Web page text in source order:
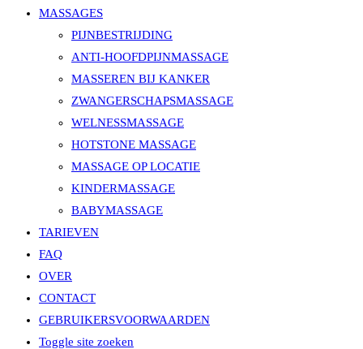
MASSAGES
PIJNBESTRIJDING
ANTI-HOOFDPIJNMASSAGE
MASSEREN BIJ KANKER
ZWANGERSCHAPSMASSAGE
WELNESSMASSAGE
HOTSTONE MASSAGE
MASSAGE OP LOCATIE
KINDERMASSAGE
BABYMASSAGE
TARIEVEN
FAQ
OVER
CONTACT
GEBRUIKERSVOORWAARDEN
Toggle site zoeken